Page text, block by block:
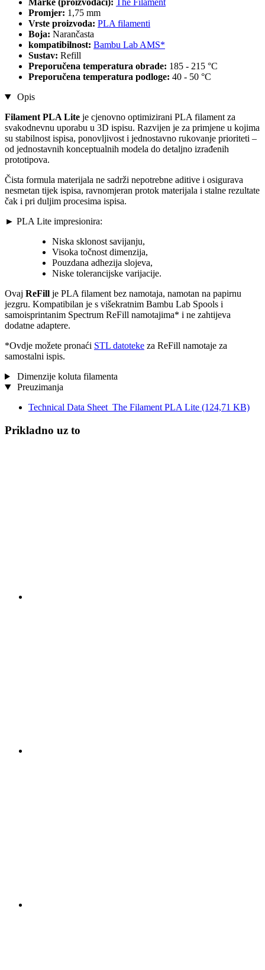
Marke (proizvođači):
The Filament
Promjer: 1,75 mm
Vrste proizvoda: PLA filamenti
Boja: Narančasta
kompatibilnost: Bambu Lab AMS*
Sustav: Refill
Preporučena temperatura obrade: 185 - 215 °C
Preporučena temperatura podloge: 40 - 50 °C
Opis
Filament PLA Lite je cjenovno optimizirani PLA filament za
svakodnevnu uporabu u 3D ispisu. Razvijen je za primjene u kojima
su stabilnost ispisa, ponovljivost i jednostavno rukovanje prioriteti –
od jednostavnih konceptualnih modela do detaljno izrađenih
prototipova.
Čista formula materijala ne sadrži nepotrebne aditive i osigurava
nesmetan tijek ispisa, ravnomjeran protok materijala i stalne rezultate
čak i pri duljim procesima ispisa.
► PLA Lite impresionira:
Niska sklonost savijanju,
Visoka točnost dimenzija,
Pouzdana adhezija slojeva,
Niske tolerancijske varijacije.
Ovaj ReFill je PLA filament bez namotaja, namotan na papirnu
jezgru. Kompatibilan je s višekratnim Bambu Lab Spools i
samoisprintanim Spectrum ReFill namotajima* i ne zahtijeva
dodatne adaptere.
*Ovdje možete pronaći STL datoteke za ReFill namotaje za
samostalni ispis.
Dimenzije koluta filamenta
Preuzimanja
Technical Data Sheet_The Filament PLA Lite (124,71 KB)
Prikladno uz to